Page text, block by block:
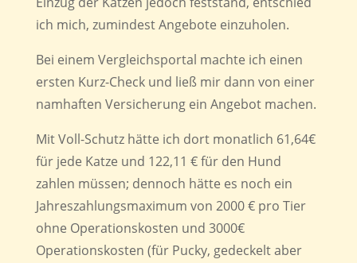
ich mich, zumindest Angebote einzuholen.
Bei einem Vergleichsportal machte ich einen
ersten Kurz-Check und ließ mir dann von einer
namhaften Versicherung ein Angebot machen.
Mit Voll-Schutz hätte ich dort monatlich 61,64€
für jede Katze und 122,11 € für den Hund
zahlen müssen; dennoch hätte es noch ein
Jahreszahlungsmaximum von 2000 € pro Tier
ohne Operationskosten und 3000€
Operationskosten (für Pucky, gedeckelt aber